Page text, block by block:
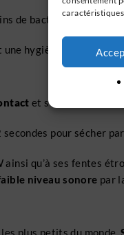
de bactéries que des
hygiène parfaite pour
et se fait via des
pour sécher
qu’à ses fentes
niveau sonore par
plus petits du monde.